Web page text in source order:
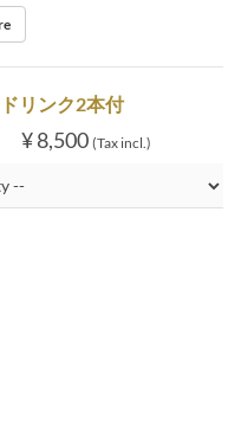
リンク2本付
¥ 8,500 (Tax incl.)